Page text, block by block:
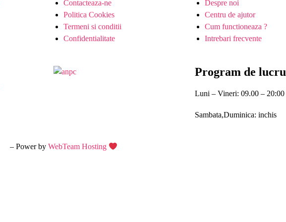
Contacteaza-ne
Politica Cookies
Termeni si conditii
Confidentialitate
Despre noi
Centru de ajutor
Cum functioneaza ?
Intrebari frecvente
Program de lucru
Luni – Vineri: 09.00 – 20:00
Sambata,Duminica: inchis
– Power by WebTeam Hosting